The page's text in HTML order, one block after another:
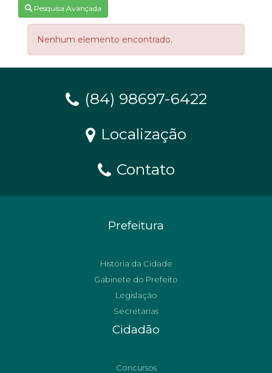
Pesquisa Avançada
Nenhum elemento encontrado.
(84) 98697-6422
Localização
Contato
Prefeitura
História da Cidade
Gabinete do Prefeito
Legislação
Secretarias
Cidadão
Concursos